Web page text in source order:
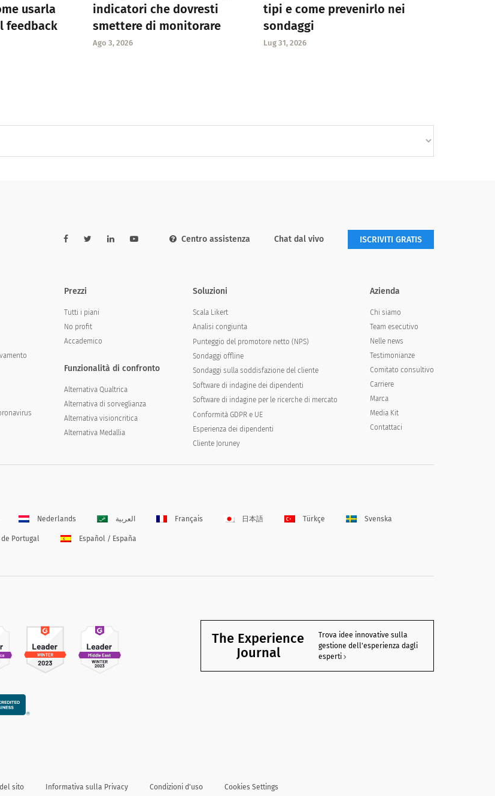
usarla
feedback
indicatori che dovresti
smettere di monitorare
Ago 3, 2026
tipi e come prevenirlo nei
sondaggi
Lug 31, 2026
Centro assistenza Chat dal vivo ISCRIVITI GRATIS
Prezzi
Tutti i piani
No profit
Accademico
Funzionalità di confronto
Alternativa Qualtrica
Alternativa di sorveglianza
Alternativa visioncritica
Alternativa Medallia
Soluzioni
Scala Likert
Analisi congiunta
Punteggio del promotore netto (NPS)
Sondaggi offline
Sondaggi sulla soddisfazione del cliente
Software di indagine dei dipendenti
Software di indagine per le ricerche di mercato
Conformità GDPR e UE
Esperienza dei dipendenti
Cliente Joruney
Azienda
Chi siamo
Team esecutivo
Nelle news
Testimonianze
Comitato consultivo
Carriere
Marca
Media Kit
Contattaci
Nederlands العربية Français 日本語 Türkçe Svenska
Portugal Español / España
The Experience
Journal
Trova idee innovative sulla
gestione dell'esperienza dagli
esperti
sito Informativa sulla Privacy Condizioni d'uso Cookies Settings